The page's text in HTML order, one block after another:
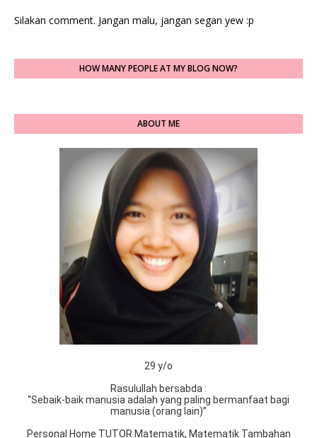
Silakan comment. Jangan malu, jangan segan yew :p
HOW MANY PEOPLE AT MY BLOG NOW?
ABOUT ME
29 y/o
Rasulullah bersabda :
“Sebaik-baik manusia adalah yang paling bermanfaat bagi
manusia (orang lain)”
Personal Home TUTOR Matematik, Matematik Tambahan